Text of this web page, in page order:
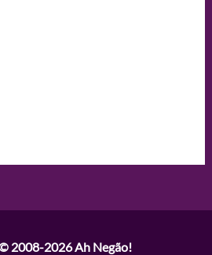
2008-2026Ah Negão!